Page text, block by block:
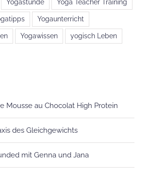
Yogastunde Yoga Teacher Training
Yogaunterricht
Yogawissen yogisch Leben
Mousse au Chocolat High Protein
des Gleichgewichts
mit Genna und Jana